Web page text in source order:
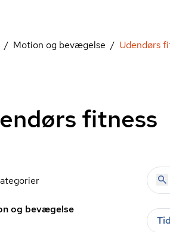
Motion og bevægelse Udendørs
fitness
og bevægelse